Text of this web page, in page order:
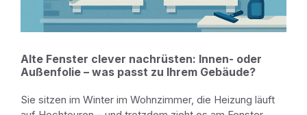
Alte Fenster clever nachrüsten: Innen- oder
Außenfolie – was passt zu Ihrem Gebäude?
Sie sitzen im Winter im Wohnzimmer, die Heizung läuft